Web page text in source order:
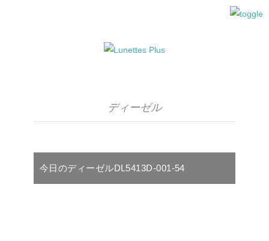
ディーゼル
今日のディーゼルDL5413D-001-54